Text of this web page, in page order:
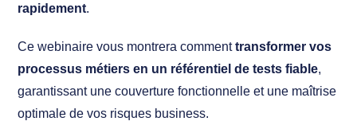
rapidement.
Ce webinaire vous montrera commenttransformer vos
processus métiers en un référentiel de tests fiable,
garantissant une couverture fonctionnelle et une maîtrise
optimale de vos risques business.